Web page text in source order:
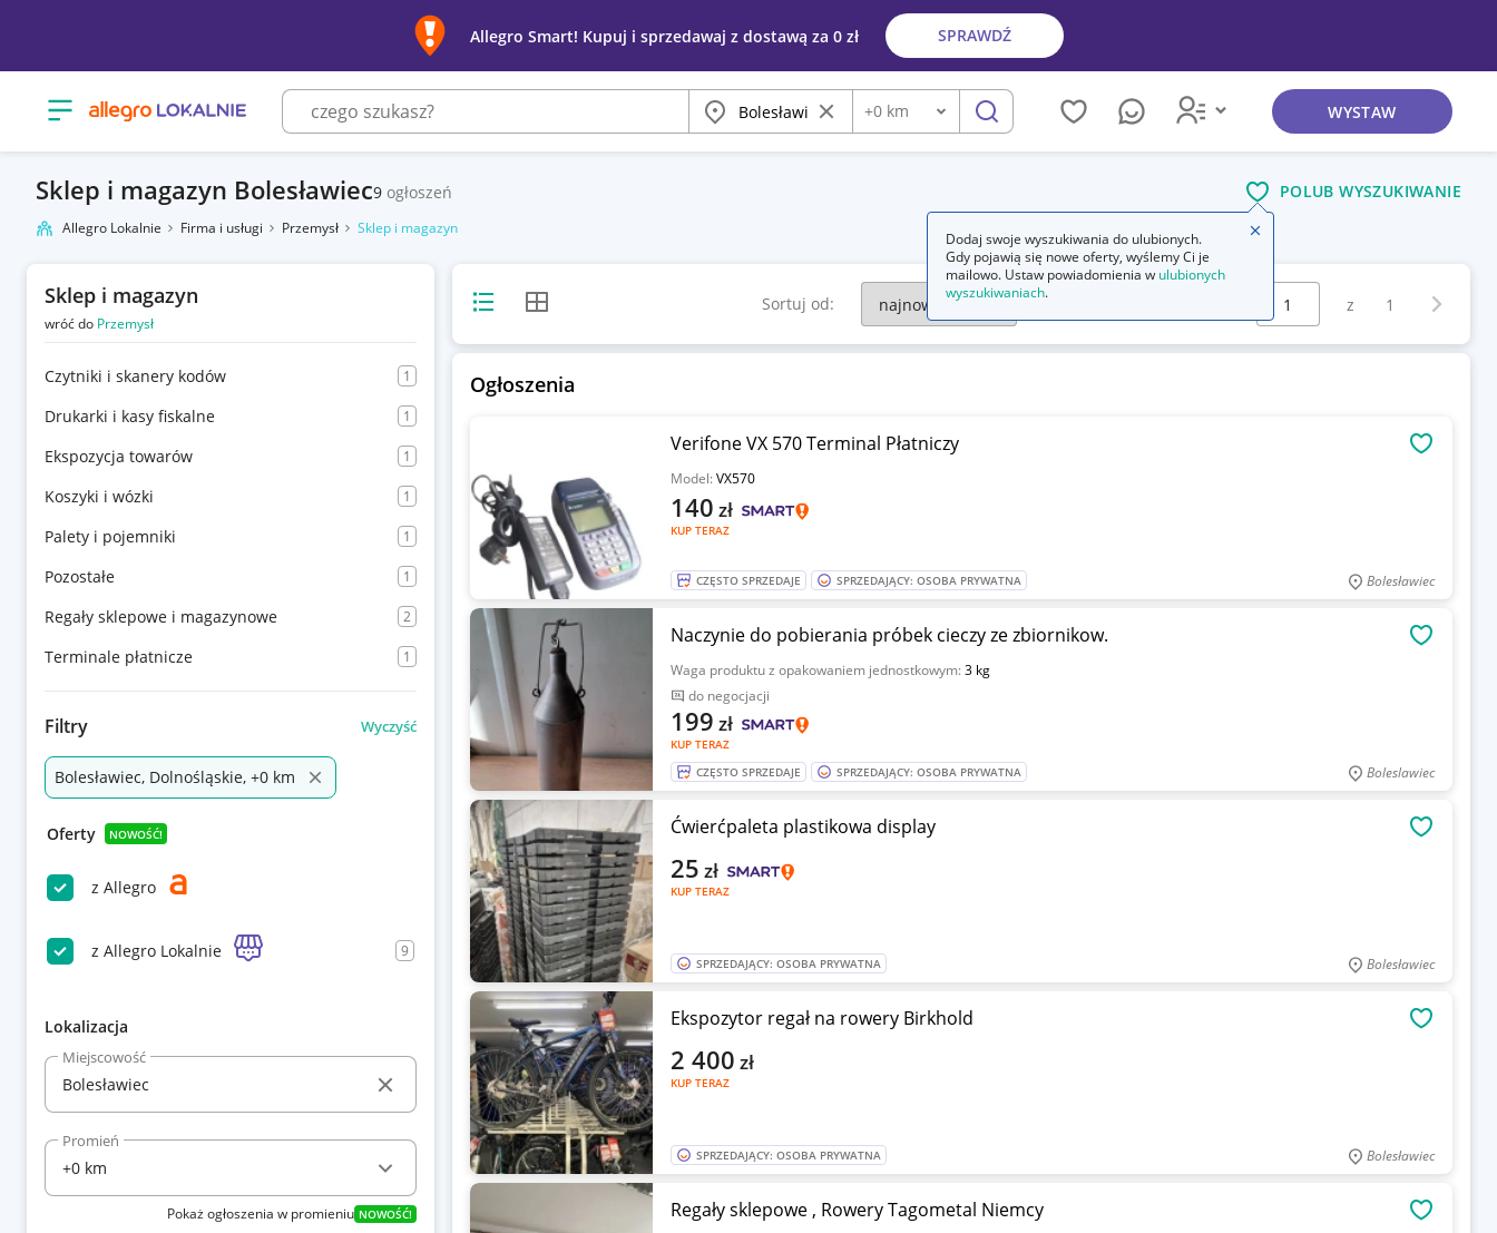
Allegro Smart! Kupuj i sprzedawaj z dostawą za 0 zł SPRAWDŹ
Otwórz menu z kategoriami Miasto Wyczyść frazę
Odległość
+0 km szukaj WYSTAW
Sklep i magazyn Bolesławiec9 ogłoszeń POLUB WYSZUKIWANIE
Allegro Lokalnie Firma i usługi Przemysł Sklep i magazyn
Sklep i magazyn
wróć do Przemysł
Czytniki i skanery kodów 1
Drukarki i kasy fiskalne 1
Ekspozycja towarów 1
Koszyki i wózki 1
Palety i pojemniki 1
Pozostałe 1
Regały sklepowe i magazynowe 2
Terminale płatnicze 1
Filtry Wyczyść
Bolesławiec, Dolnośląskie, +0 km
Oferty NOWOŚĆ!
z Allegro
z Allegro Lokalnie 9
Lokalizacja
Miejscowość
Promień
Pokaż ogłoszenia w promieniu NOWOŚĆ!
Widok listyWidok siatki Sortuj od:
Wybierz stronę:
z 1
Ogłoszenia
Verifone VX 570 Terminal Płatniczy
Model:VX570
KUP TERAZ
140 zł
CZĘSTO SPRZEDAJE SPRZEDAJĄCY: OSOBA PRYWATNA Bolesławiec
Naczynie do pobierania próbek cieczy ze zbiornikow.
Waga produktu z opakowaniem jednostkowym:3 kg
do negocjacji
KUP TERAZ
199 zł
CZĘSTO SPRZEDAJE SPRZEDAJĄCY: OSOBA PRYWATNA Boleslawiec
Ćwierćpaleta plastikowa display
KUP TERAZ
25 zł
SPRZEDAJĄCY: OSOBA PRYWATNA Bolesławiec
Ekspozytor regał na rowery Birkhold
KUP TERAZ
2 400 zł
SPRZEDAJĄCY: OSOBA PRYWATNA Bolesławiec
Regały sklepowe , Rowery Tagometal Niemcy
Dodaj swoje wyszukiwania do ulubionych.
Gdy pojawią się nowe oferty, wyślemy Ci je
mailowo. Ustaw powiadomienia w ulubionych
wyszukiwaniach.
Zamknij wskazówkę